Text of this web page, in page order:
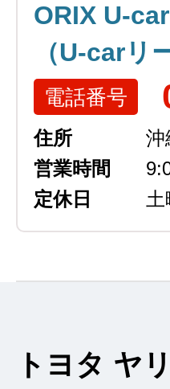
ORIX U-
（U-carリ
電話番号
住所
沖
営業時間
定休日
トヨタ ヤ